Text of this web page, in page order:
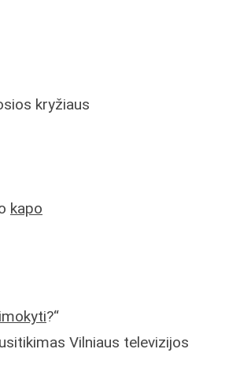
kryžiaus
kapo
?“
Vilniaus televizijos